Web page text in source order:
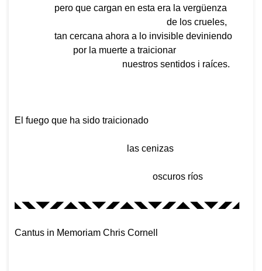
pero que cargan en esta era la vergüenza
de los crueles,
tan cercana ahora a lo invisible deviniendo
por la muerte a traicionar
nuestros sentidos i raíces.
El fuego que ha sido traicionado
las cenizas
oscuros ríos
◣◥◣◥◤◢◤◢◣◥◣◥◤◢◤◢◣◥◣◥◤◢◤◢◣◥◣◥◤◢◤◢
Cantus in Memoriam Chris Cornell